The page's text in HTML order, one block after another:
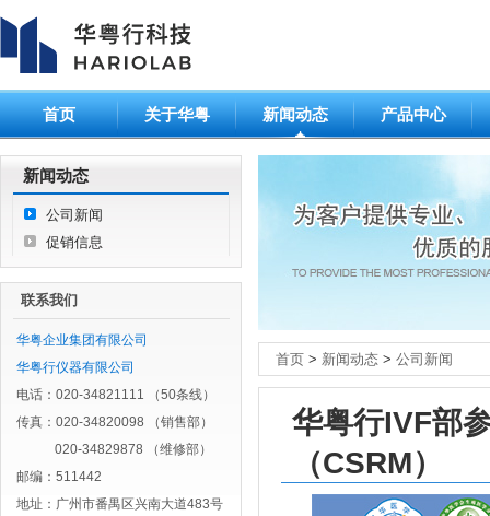
首页 关于华粤 新闻动态 产品中心
新闻动态
公司新闻
促销信息
联系我们
华粤企业集团有限公司
华粤行仪器有限公司
电话：020-34821111 （50条线）
传真：020-34820098 （销售部）
020-34829878 （维修部）
邮编：511442
地址：广州市番禺区兴南大道483号
首页 > 新闻动态 > 公司新闻
华粤行IVF部
（CSRM）